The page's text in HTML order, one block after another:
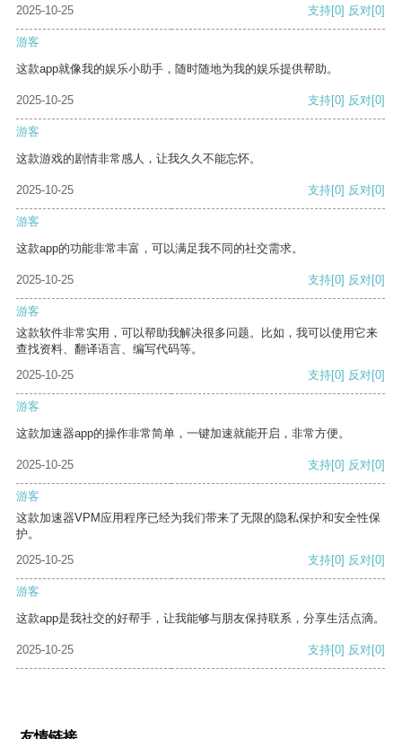
2025-10-25 支持[0] 反对[0]
游客
这款app就像我的娱乐小助手，随时随地为我的娱乐提供帮助。
2025-10-25 支持[0] 反对[0]
游客
这款游戏的剧情非常感人，让我久久不能忘怀。
2025-10-25 支持[0] 反对[0]
游客
这款app的功能非常丰富，可以满足我不同的社交需求。
2025-10-25 支持[0] 反对[0]
游客
这款软件非常实用，可以帮助我解决很多问题。比如，我可以使用它来
查找资料、翻译语言、编写代码等。
2025-10-25
支持[0] 反对[0]
游客
这款加速器app的操作非常简单，一键加速就能开启，非常方便。
2025-10-25 支持[0] 反对[0]
游客
这款加速器VPM应用程序已经为我们带来了无限的隐私保护和安全性保
护。
2025-10-25
支持[0] 反对[0]
游客
这款app是我社交的好帮手，让我能够与朋友保持联系，分享生活点滴。
2025-10-25 支持[0] 反对[0]